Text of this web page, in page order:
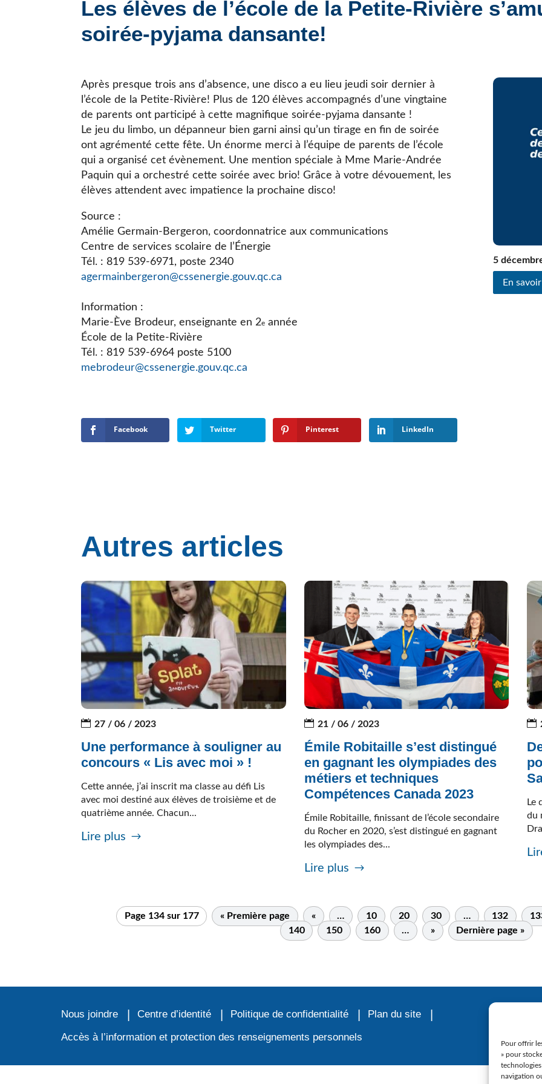
Pour offrir
» pour
navigation
JE CHERCHE UNE ÉCOLE
Plaintes et protecteur de l’élève
Services complémentaires
Coffre à outils
École ouverte
Enseignement à la maison
Intégration linguistique, scolaire et sociale
Parents trucs pédagos et technos
Programme de formation de l’école québécoise
Élèves internationaux
Programmes offerts
Les élèves de l’école de la Petite-Rivière
soirée-pyjama dansante!
Après presque trois ans d’absence, une disco a eu lieu jeudi soir dernier à
l’école de la Petite-Rivière! Plus de 120 élèves accompagnés d’une vingtaine
de parents ont participé à cette magnifique soirée-pyjama dansante !
Le jeu du limbo, un dépanneur bien garni ainsi qu’un tirage en fin de soirée
ont agrémenté cette fête. Un énorme merci à l’équipe de parents de l’école
qui a organisé cet évènement. Une mention spéciale à Mme Marie-Andrée
Paquin qui a orchestré cette soirée avec brio! Grâce à votre dévouement, les
élèves attendent avec impatience la prochaine disco!
Source :
Amélie Germain-Bergeron, coordonnatrice aux communications
Centre de services scolaire de l’Énergie
Tél. : 819 539-6971, poste 2340
agermainbergeron@cssenergie.gouv.qc.ca
Information :
Marie-Ève Brodeur, enseignante en 2e année
École de la Petite-Rivière
Tél. : 819 539-6964 poste 5100
mebrodeur@cssenergie.gouv.qc.ca
Facebook Twitter Pinterest LinkedIn
5
En
Autres articles
27 / 06 / 2023
Une performance à souligner au
concours « Lis avec moi » !
Cette année, j’ai inscrit ma classe au défi Lis
avec moi destiné aux élèves de troisième et de
quatrième année. Chacun...
Lire plus
21 / 06 / 2023
Émile Robitaille s’est distingué
en gagnant les olympiades des
métiers et techniques
Compétences Canada 2023
Émile Robitaille, finissant de l’école secondaire
du Rocher en 2020, s’est distingué en gagnant
les olympiades des...
Lire plus
Le
du
Page 134 sur 177 « Première page « … 10 20 30 … 132
140
150 160 … » Dernière page »
Nous joindre Centre d’identité Politique de confidentialité
Plan du site
Accès à l’information et protection des renseignements personnels